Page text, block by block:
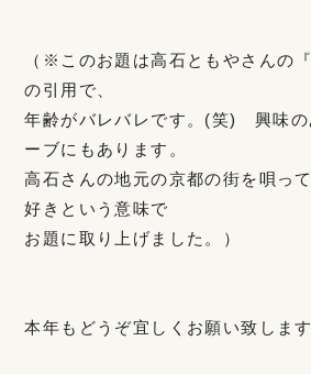
（※このお題は高石ともやさんの
の引用で、
年齢がバレバレです。(笑) 興味の
ーブにもあります。
高石さんの地元の京都の街を唄っ
好きという意味で
お題に取り上げました。）
本年もどうぞ宜しくお願い致します